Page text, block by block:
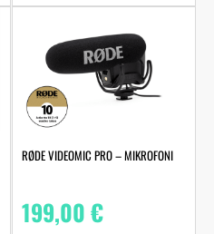
RØDE VIDEOMIC PRO – MIKROFONI
199,00€